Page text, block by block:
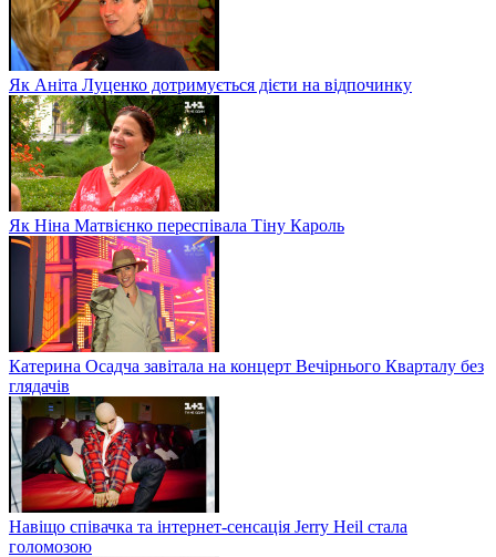
Як Аніта Луценко дотримується дієти на відпочинку
Як Ніна Матвієнко переспівала Тіну Кароль
Катерина Осадча завітала на концерт Вечірнього Кварталу без
глядачів
Навіщо співачка та інтернет-сенсація Jerry Heil стала
голомозою